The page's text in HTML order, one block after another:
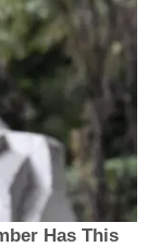
Has This